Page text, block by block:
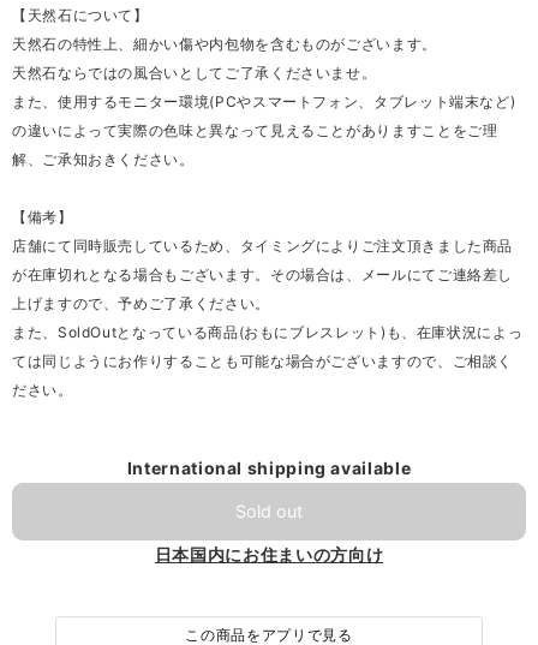
【天然石について】
天然石の特性上、細かい傷や内包物を含むものがございます。
天然石ならではの風合いとしてご了承くださいませ。
また、使用するモニター環境(PCやスマートフォン、タブレット端末など)
の違いによって実際の色味と異なって見えることがありますことをご理
解、ご承知おきください。
【備考】
店舗にて同時販売しているため、タイミングによりご注文頂きました商品
が在庫切れとなる場合もございます。その場合は、メールにてご連絡差し
上げますので、予めご了承ください。
また、SoldOutとなっている商品(おもにブレスレット)も、在庫状況によっ
ては同じようにお作りすることも可能な場合がございますので、ご相談く
ださい。
International shipping available
Sold out
日本国内にお住まいの方向け
この商品をアプリで見る